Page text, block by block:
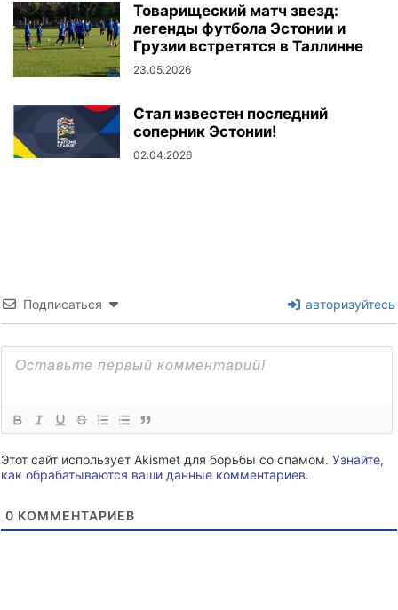
Товарищеский матч звезд:
легенды футбола Эстонии и
Грузии встретятся в Таллинне
23.05.2026
Стал известен последний
соперник Эстонии!
02.04.2026
Подписаться авторизуйтесь
Этот сайт использует Akismet для борьбы со спамом. Узнайте,
как обрабатываются ваши данные комментариев.
0 КОММЕНТАРИЕВ